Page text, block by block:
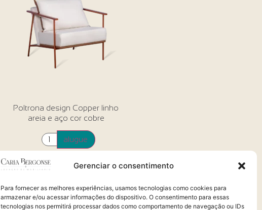
Gerenciar o consentimento
Para fornecer as melhores experiências, usamos tecnologias como cookies para
armazenar e/ou acessar informações do dispositivo. O consentimento para essas
tecnologias nos permitirá processar dados como comportamento de navegação ou IDs
Poltrona design Copper linho
areia e aço cor cobre
alugue